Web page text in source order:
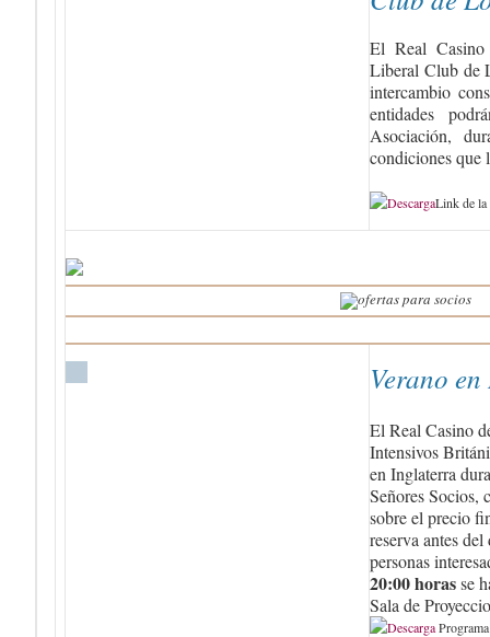
El Real
Liberal Club de
intercambio
entidades
Asociación,
condiciones que
Link de la
Verano
El Real Casino
Intensivos
en Inglaterra
Señores Socios,
sobre el precio
reserva antes
personas
20:00 horasse
Sala de